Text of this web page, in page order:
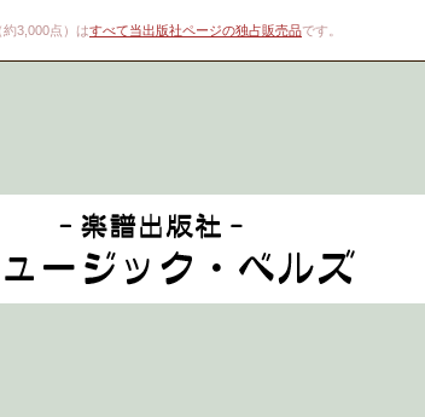
3,000点）はすべて当出版社ページの独占販売品です。